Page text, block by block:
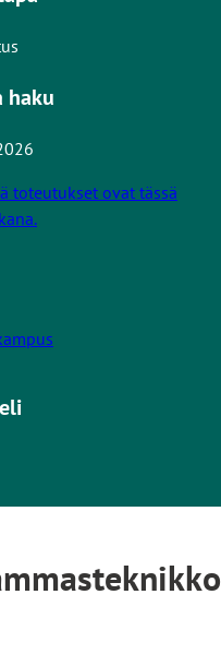
haku
toteutukset ovat tässä